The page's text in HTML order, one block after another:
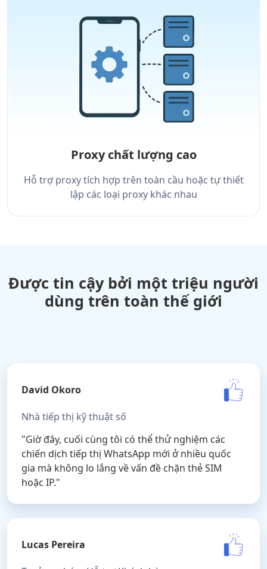
Proxy chất lượng cao
Hỗ trợ proxy tích hợp trên toàn cầu hoặc tự thiết
lập các loại proxy khác nhau
Được tin cậy bởi một triệu người
dùng trên toàn thế giới
David Okoro
Nhà tiếp thị kỹ thuật số
"Giờ đây, cuối cùng tôi có thể thử nghiệm các
chiến dịch tiếp thị WhatsApp mới ở nhiều quốc
gia mà không lo lắng về vấn đề chặn thẻ SIM
hoặc IP."
Lucas Pereira